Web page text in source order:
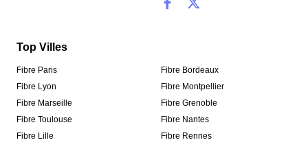
Top Villes
Fibre Paris
Fibre Lyon
Fibre Marseille
Fibre Toulouse
Fibre Lille
Fibre Bordeaux
Fibre Montpellier
Fibre Grenoble
Fibre Nantes
Fibre Rennes